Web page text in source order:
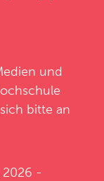
und
sich bitte an
2026 -